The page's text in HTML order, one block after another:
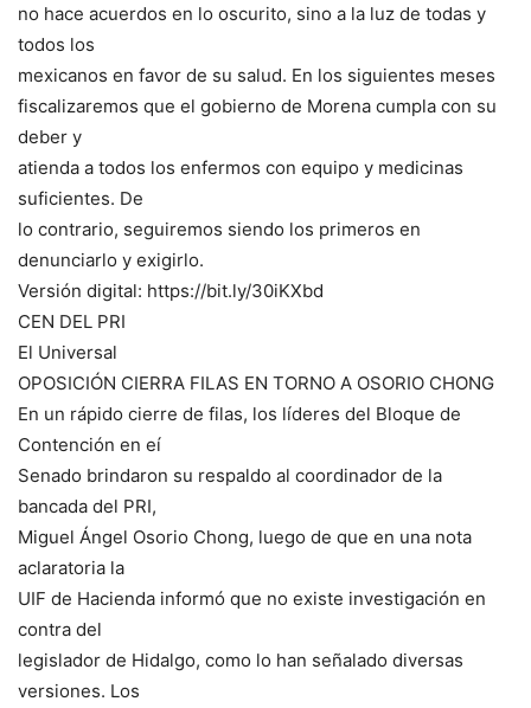
no hace acuerdos en lo oscurito, sino a la luz de todas y
todos los
mexicanos en favor de su salud. En los siguientes meses
fiscalizaremos que el gobierno de Morena cumpla con su
deber y
atienda a todos los enfermos con equipo y medicinas
suficientes. De
lo contrario, seguiremos siendo los primeros en
denunciarlo y exigirlo.
Versión digital: https://bit.ly/30iKXbd
CEN DEL PRI
El Universal
OPOSICIÓN CIERRA FILAS EN TORNO A OSORIO CHONG
En un rápido cierre de filas, los líderes del Bloque de
Contención en eí
Senado brindaron su respaldo al coordinador de la
bancada del PRI,
Miguel Ángel Osorio Chong, luego de que en una nota
aclaratoria la
UIF de Hacienda informó que no existe investigación en
contra del
legislador de Hidalgo, como lo han señalado diversas
versiones. Los